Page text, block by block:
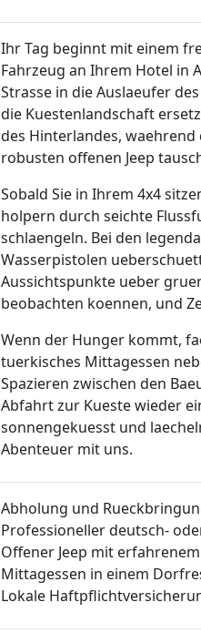
Ihr Tag beginnt mit einem
Fahrzeug an Ihrem Hotel in
Strasse in die Auslaeufer
die Kuestenlandschaft
des Hinterlandes,
robusten offenen Jeep
Sobald Sie in Ihrem 4x4
holpern durch seichte
schlaengeln. Bei den
Wasserpistolen
Aussichtspunkte ueber
beobachten koennen, und
Wenn der Hunger kommt,
tuerkisches Mittagessen
Spazieren zwischen den
Abfahrt zur Kueste wieder
sonnengekuesst und
Abenteuer mit uns.
Abholung und
Professioneller deutsch-
Offener Jeep mit
Mittagessen in einem
Lokale